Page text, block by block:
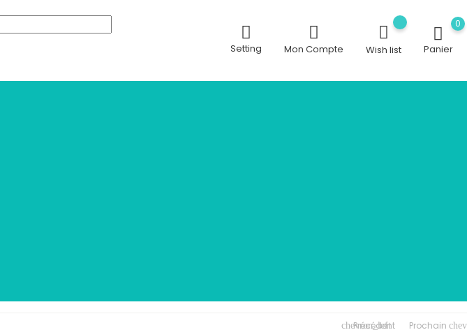
Setting Mon Compte Wish list
0
Panier
chevron_left
Précédent Prochain